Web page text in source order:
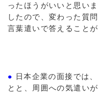
ったほうがいいと思い
したので、変わった質
言葉遣いで答えることが
● 日本企業の面接では
とと、周囲への気遣い